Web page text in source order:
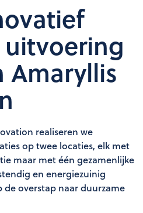
Amaryllis
realiseren we
op twee locaties, elk met
maar met één gezamenlijke
en energiezuinig
overstap naar duurzame